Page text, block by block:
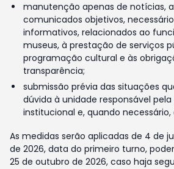
manutenção apenas de notícias,
comunicados objetivos,
informativos, relacionados ao
museus, à prestação de serviços
programação cultural e às
transparência;
submissão prévia das situações
dúvida à unidade responsável
institucional e, quando necessário,
As medidas serão aplicadas de 4 de
de 2026, data do primeiro turno,
25 de outubro de 2026, caso haja